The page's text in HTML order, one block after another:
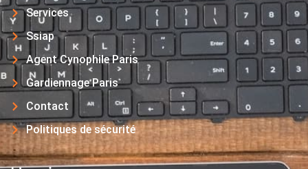
Services
Ssiap
Agent Cynophile Paris
Gardiennage Paris
Contact
Politiques de sécurité